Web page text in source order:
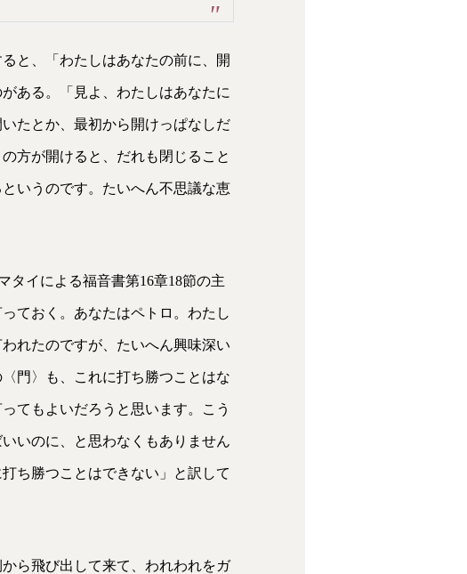
と、「わたしはあなたの前に、開
ある。「見よ、わたしはあなたに
たとか、最初から開けっぱなしだ
方が開けると、だれも閉じること
いうのです。たいへん不思議な恵
タイによる福音書第16章18節の主
ておく。あなたはペトロ。わたし
れたのですが、たいへん興味深い
門〉も、これに打ち勝つことはな
てもよいだろうと思います。こう
いのに、と思わなくもありません
ち勝つことはできない」と訳して
ら飛び出して来て、われわれをガ